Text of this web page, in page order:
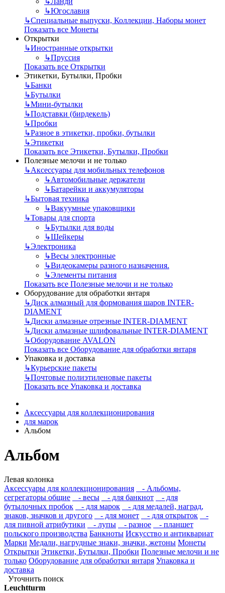
↳Югославия
↳Специальные выпуски, Коллекции, Наборы монет
Показать все Монеты
Открытки
↳Иностранные открытки
↳Пруссия
Показать все Открытки
Этикетки, Бутылки, Пробки
↳Банки
↳Бутылки
↳Мини-бутылки
↳Подставки (бирдекель)
↳Пробки
↳Разное в этикетки, пробки, бутылки
↳Этикетки
Показать все Этикетки, Бутылки, Пробки
Полезные мелочи и не только
↳Аксессуары для мобильных телефонов
↳Автомобильные держатели
↳Батарейки и аккумуляторы
↳Бытовая техника
↳Вакуумные упаковщики
↳Товары для спорта
↳Бутылки для воды
↳Шейкеры
↳Электроника
↳Весы электронные
↳Видеокамеры разного назначения.
↳Элементы питания
Показать все Полезные мелочи и не только
Оборудование для обработки янтаря
↳Диск алмазный для формования шаров INTER-
DIAMENT
↳Диски алмазные отрезные INTER-DIAMENT
↳Диски алмазные шлифовальные INTER-DIAMENT
↳Оборудование AVALON
Показать все Оборудование для обработки янтаря
Упаковка и доставка
↳Курьерские пакеты
↳Почтовые полиэтиленовые пакеты
Показать все Упаковка и доставка
Аксессуары для коллекционирования
для марок
Альбом
Альбом
Левая колонка
Аксессуары для коллекционирования
- Альбомы,
сегрегаторы общие
- весы - для банкнот
- для
бутылочных пробок
- для марок
- для медалей, наград,
знаков, значков и другого
- для монет - для открыток
-
для пивной атрибутики
- лупы - разное
- планшет
польского производства Банкноты Искусство и антиквариат
Марки Медали, нагрудные знаки, значки, жетоны Монеты
Открытки Этикетки, Бутылки, Пробки Полезные мелочи и не
только Оборудование для обработки янтаря Упаковка и
доставка
Уточнить поиск
Leuchtturm